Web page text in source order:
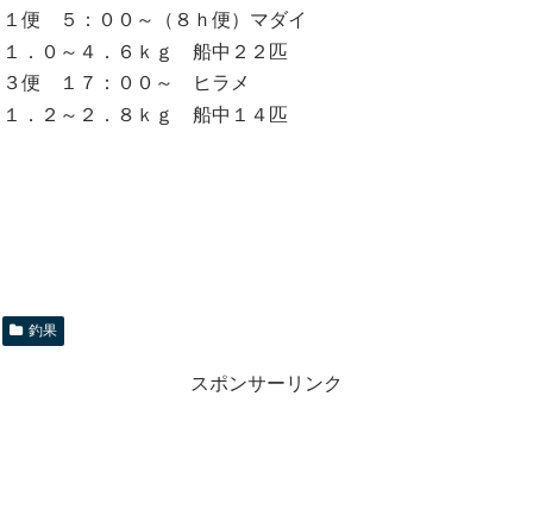
１便 ５：００～（８ｈ便）マダイ
１．０～４．６ｋｇ 船中２２匹
３便 １７：００～ ヒラメ
１．２～２．８ｋｇ 船中１４匹
釣果
スポンサーリンク